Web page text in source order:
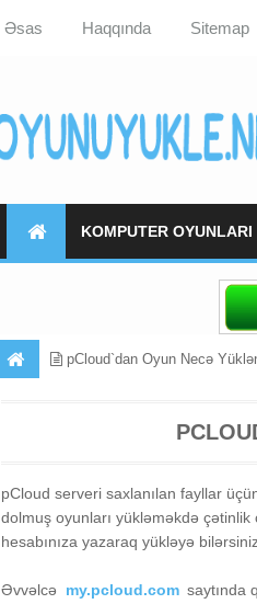
Əsas Haqqında Sitemap
KOMPUTER OYUNLARI
pCloud`dan Oyun Necə
pCloud serveri saxlanılan fayllar
dolmuş oyunları yükləməkdə
hesabınıza yazaraq yükləyə
Əvvəlcə my.pcloud.com saytında